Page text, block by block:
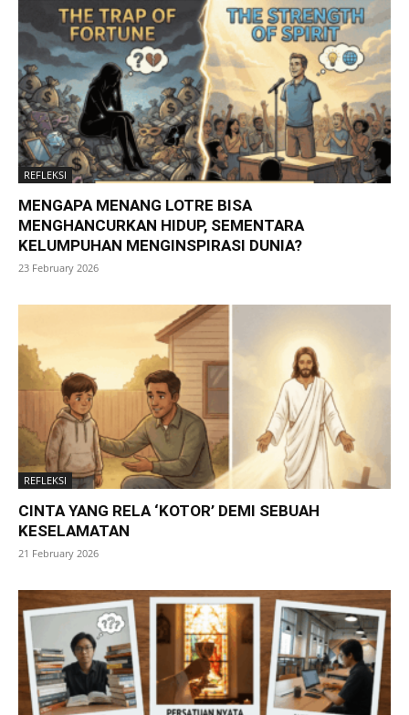
REFLEKSI
MENGAPA MENANG LOTRE BISA
MENGHANCURKAN HIDUP, SEMENTARA
KELUMPUHAN MENGINSPIRASI DUNIA?
23 February 2026
REFLEKSI
CINTA YANG RELA ‘KOTOR’ DEMI SEBUAH
KESELAMATAN
21 February 2026